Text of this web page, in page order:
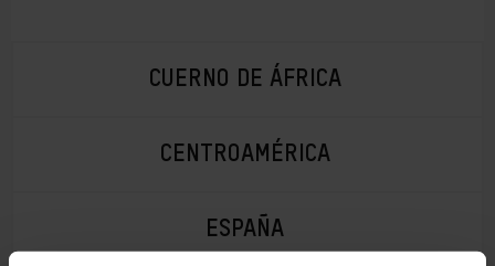
CUERNO DE ÁFRICA
CENTROAMÉRICA
ESPAÑA